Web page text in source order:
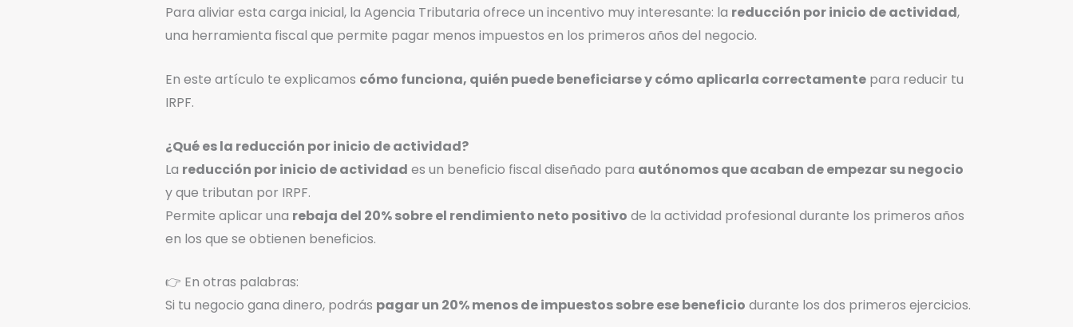
Para aliviar esta carga inicial, la Agencia Tributaria ofrece un incentivo muy interesante: la reducción por inicio de actividad,
una herramienta fiscal que permite pagar menos impuestos en los primeros años del negocio.
En este artículo te explicamos cómo funciona, quién puede beneficiarse y cómo aplicarla correctamentepara reducir tu
IRPF.
¿Qué es la reducción por inicio de actividad?
La reducción por inicio de actividad es un beneficio fiscal diseñado para autónomos que acaban de empezar su negocio
y que tributan por IRPF.
Permite aplicar una rebaja del 20% sobre el rendimiento neto positivo de la actividad profesional durante los primeros años
en los que se obtienen beneficios.
👉 En otras palabras:
Si tu negocio gana dinero, podrás pagar un 20% menos de impuestos sobre ese beneficio durante los dos primeros ejercicios.